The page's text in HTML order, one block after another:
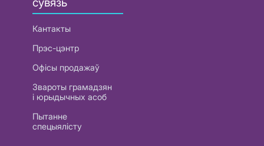
Кантакты
Прэс-цэнтр
Офісы продажаў
Звароты грамадзян
і юрыдычных асоб
Пытанне
спецыялісту